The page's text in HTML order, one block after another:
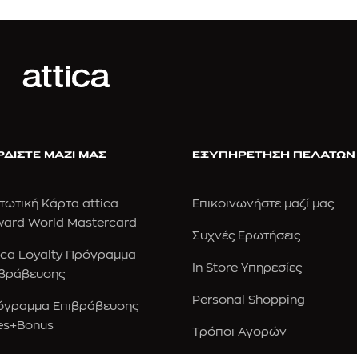
ΜΑΖΙ ΜΑΣ
Κάρτα attica
World Mastercard
Loyalty Πρόγραμμα
Επιβράβευσης
ΕΞΥΠΗΡΕΤΗΣΗ ΠΕΛΑΤΩΝ
Επικοινωνήστε μαζί μας
Συχνές Ερωτήσεις
In Store Υπηρεσίες
Personal Shopping
Τρόποι Αγορών